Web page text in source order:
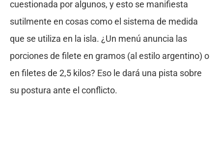
cuestionada por algunos, y esto se manifiesta
sutilmente en cosas como el sistema de medida
que se utiliza en la isla. ¿Un menú anuncia las
porciones de filete en gramos (al estilo argentino) o
en filetes de 2,5 kilos? Eso le dará una pista sobre
su postura ante el conflicto.